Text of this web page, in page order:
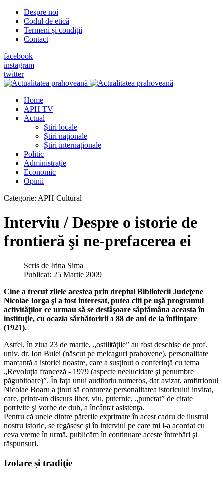
Despre noi
Codul de etică
Termeni și condiții
Contact
facebook
instagram
twitter
Home
APH TV
Actual
Știri locale
Știri naționale
Știri internaționale
Politic
Administrație
Economic
Opinii
Categorie: APH Cultural
Interviu / Despre o istorie de
frontieră şi ne-prefacerea ei
Scris de Irina Sima
Publicat: 25 Martie 2009
Cine a trecut zilele acestea prin dreptul Bibliotecii Judeţene
Nicolae Iorga şi a fost interesat, putea citi pe uşă programul
activităţilor ce urmau să se desfăşoare săptămâna aceasta în
instituţie, cu ocazia sărbătoririi a 88 de ani de la înfiinţare
(1921).
Astfel, în ziua 23 de martie, „ostilităţile” au fost deschise de prof.
univ. dr. Ion Bulei (născut pe meleaguri prahovene), personalitate
marcantă a istoriei noastre, care a susţinut o conferinţă cu tema
„Revoluţia franceză - 1979 (aspecte neelucidate şi penumbre
păgubitoare)”. În faţa unui auditoriu numeros, dar avizat, amfitrionul
Nicolae Boaru a ţinut să contureze personalitatea istoricului invitat,
care, printr-un discurs liber, viu, puternic, „punctat” de citate
potrivite şi vorbe de duh, a încântat asistenţa.
Pentru că unele dintre părerile exprimate în acest cadru de ilustrul
nostru istoric, se regăsesc şi în interviul pe care mi l-a acordat cu
ceva vreme în urmă, publicăm în continuare aceste întrebări şi
răspunsuri.
Izolare şi tradiţie